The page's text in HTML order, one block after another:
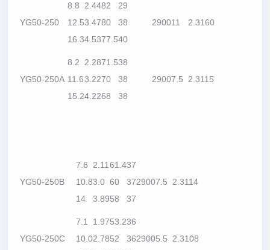
YG50-250
8.8
12.5
16.3
2.44
3.47
4.53
82
80
77.5
29
38
40
290011 2.3160
YG50-250A
8.2
11.6
15.2
2.28
3.22
4.22
71.5
70
68
38
38
38
29007.5 2.3115
YG50-250B
7.6
10.8
14
2.11
3.0
3.89
61.4
60
58
37
37
37
29007.5 2.3114
YG50-250C
7.1
10.0
1.97
2.78
53.2
52
36
3629005.5 2.3108